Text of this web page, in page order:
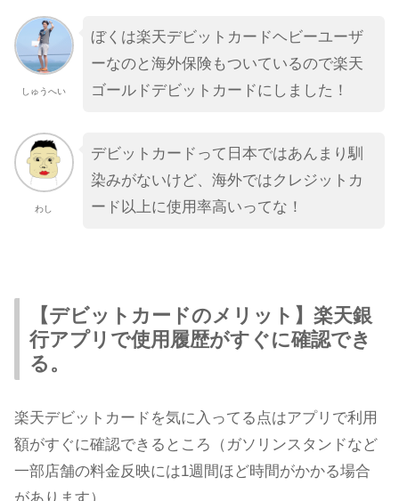
しゅうへい
ぼくは楽天デビットカードヘビーユーザ
ーなのと海外保険もついているので楽天
ゴールドデビットカードにしました！
わし
デビットカードって日本ではあんまり馴
染みがないけど、海外ではクレジットカ
ード以上に使用率高いってな！
【デビットカードのメリット】楽天銀
行アプリで使用履歴がすぐに確認でき
る。
楽天デビットカードを気に入ってる点はアプリで利用
額がすぐに確認できるところ（ガソリンスタンドなど
一部店舗の料金反映には1週間ほど時間がかかる場合
があります）